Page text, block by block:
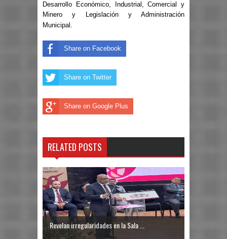
Desarrollo Económico, Industrial, Comercial y
Minero y Legislación y Administración
Municipal.
Share on Facebook
Share on Twitter
Share on Google Plus
RELATED POSTS
Revelan irregularidades en la Sala ...